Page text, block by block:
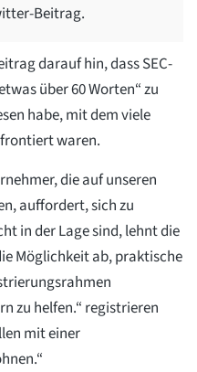
Beitrag.
darauf hin, dass SEC-
über 60 Worten“ zu
habe, mit dem viele
waren.
die auf unseren
auffordert, sich zu
in der Lage sind, lehnt die
Möglichkeit ab, praktische
zu helfen.“ registrieren
mit einer